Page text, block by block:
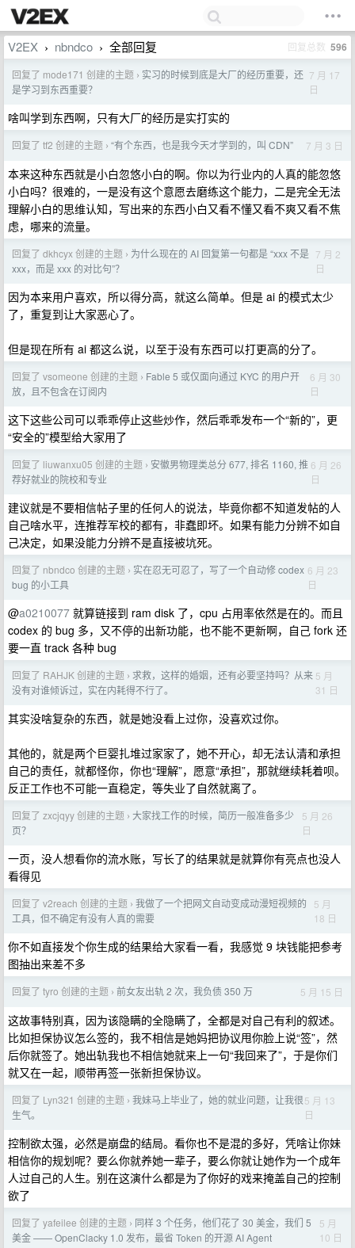
V2EX › nbndco › 全部回复 回复总数 596
回复了 mode171 创建的主题 › 实习的时候到底是大厂的经历重要，还
是学习到东西重要？
7 月 17
日
啥叫学到东西啊，只有大厂的经历是实打实的
回复了 tf2 创建的主题 › “有个东西，也是我今天才学到的，叫 CDN” 7 月 3 日
本来这种东西就是小白忽悠小白的啊。你以为行业内的人真的能忽悠
小白吗？很难的，一是没有这个意愿去磨练这个能力，二是完全无法
理解小白的思维认知，写出来的东西小白又看不懂又看不爽又看不焦
虑，哪来的流量。
回复了 dkhcyx 创建的主题 › 为什么现在的 AI 回复第一句都是 “xxx 不是
xxx，而是 xxx 的对比句”？
7 月 2
日
因为本来用户喜欢，所以得分高，就这么简单。但是 ai 的模式太少
了，重复到让大家恶心了。
但是现在所有 ai 都这么说，以至于没有东西可以打更高的分了。
回复了 vsomeone 创建的主题 › Fable 5 或仅面向通过 KYC 的用户开
放，且不包含在订阅内
6 月 30
日
这下这些公司可以乖乖停止这些炒作，然后乖乖发布一个“新的”，更
“安全的”模型给大家用了
回复了 liuwanxu05 创建的主题 › 安徽男物理类总分 677, 排名 1160, 推
荐好就业的院校和专业
6 月 26
日
建议就是不要相信帖子里的任何人的说法，毕竟你都不知道发帖的人
自己啥水平，连推荐军校的都有，非蠢即坏。如果有能力分辨不如自
己决定，如果没能力分辨不是直接被坑死。
回复了 nbndco 创建的主题 › 实在忍无可忍了，写了一个自动修 codex
bug 的小工具
6 月 23
日
@a0210077 就算链接到 ram disk 了，cpu 占用率依然是在的。而且
codex 的 bug 多，又不停的出新功能，也不能不更新啊，自己 fork 还
要一直 track 各种 bug
回复了 RAHJK 创建的主题 › 求救，这样的婚姻，还有必要坚持吗？从来
没有对谁倾诉过，实在内耗得不行了。
5 月
31 日
其实没啥复杂的东西，就是她没看上过你，没喜欢过你。
其他的，就是两个巨婴扎堆过家家了，她不开心，却无法认清和承担
自己的责任，就都怪你，你也“理解”，愿意“承担”，那就继续耗着呗。
反正工作也不可能一直稳定，等失业了自然就离了。
回复了 zxcjqyy 创建的主题 › 大家找工作的时候，简历一般准备多少
页？
5 月 26
日
一页，没人想看你的流水账，写长了的结果就是就算你有亮点也没人
看得见
回复了 v2reach 创建的主题 › 我做了一个把网文自动变成动漫短视频的
工具，但不确定有没有人真的需要
5 月
18 日
你不如直接发个你生成的结果给大家看一看，我感觉 9 块钱能把参考
图抽出来差不多
回复了 tyro 创建的主题 › 前女友出轨 2 次，我负债 350 万 5 月 15 日
这故事特别真，因为该隐瞒的全隐瞒了，全都是对自己有利的叙述。
比如担保协议怎么签的，我不相信是她妈把协议甩你脸上说“签”，然
后你就签了。她出轨我也不相信她就来上一句“我回来了”，于是你们
就又在一起，顺带再签一张新担保协议。
回复了 Lyn321 创建的主题 › 我妹马上毕业了，她的就业问题，让我很
生气。
5 月 13
日
控制欲太强，必然是崩盘的结局。看你也不是混的多好，凭啥让你妹
相信你的规划呢？要么你就养她一辈子，要么你就让她作为一个成年
人过自己的人生。别在这演什么都是为了你好的戏来掩盖自己的控制
欲了
回复了 yafeilee 创建的主题 › 同样 3 个任务，他们花了 30 美金，我们 5
美金 —— OpenClacky 1.0 发布，最省 Token 的开源 AI Agent
5 月
10 日